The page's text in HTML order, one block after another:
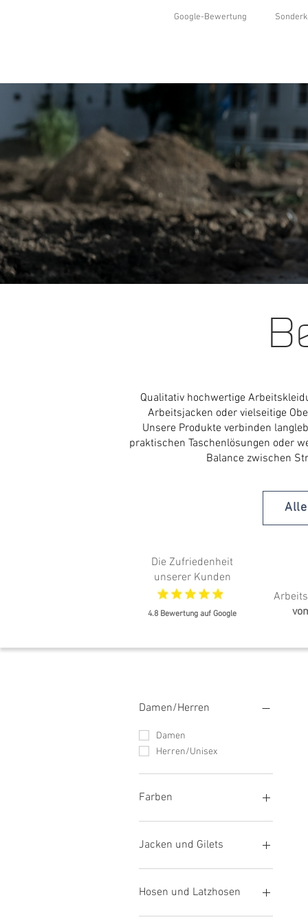
Google-Bewertung
Qualitativ hochwertige
Arbeitsjacken oder vielseitige
Unsere Produkte verbinden
praktischen Taschenlösungen oder
Balance zwischen
Die Zufriedenheit
unserer Kunden
4.8 Bewertung auf Google
Damen/Herren
Damen
Herren/Unisex
Farben
Rot
Orange
Grün
Blau
Weiß
Jacken und Gilets
Arbeitsjacken
Winterjacken
Regenjacken
Hosen und Latzhosen
Arbeitshosen